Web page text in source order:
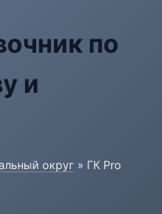
по
и
округ » ГК Pro